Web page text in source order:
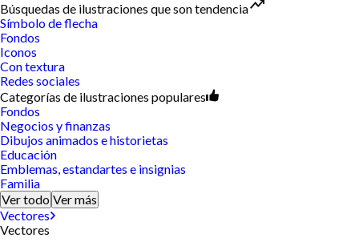
Búsquedas de ilustraciones que son tendencia
Símbolo de flecha
Fondos
Iconos
Con textura
Redes sociales
Categorías de ilustraciones populares
Fondos
Negocios y finanzas
Dibujos animados e historietas
Educación
Emblemas, estandartes e insignias
Familia
Ver todo Ver más
Vectores
Vectores